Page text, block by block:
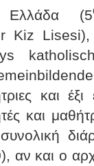
Ελλάδα (5
Kiz Lisesi),
και
και
συνολική
αν και ο